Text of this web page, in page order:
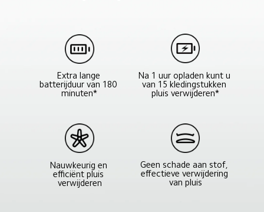
Na 1 uur opladen kunt u
van 15 kledingstukken
pluis verwijderen*
Extra lange
batterijduur van 180
minuten*
Geen schade aan stof,
effectieve verwijdering
van pluis
Nauwkeurig en
efficiënt pluis
verwijderen